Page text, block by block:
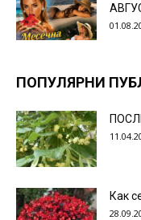
ПОПУЛЯРНИ
Как